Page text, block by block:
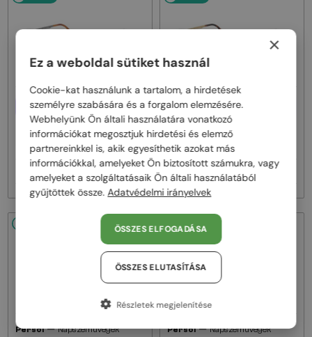
EGYFÓKUSZÚ LENCSÉVEL PLUSZ
25 000 FT
Persol—Optikai keretek
PO1030V - 513 - 57
EGYFÓKUSZÚ LENCSÉVEL PLUSZ
25 000 FT
Persol—Optikai keretek
PO1030V - 515 - 57
Persol—Napszemüvegek
48/72
Persol—Napszemüvegek
×
Ez a weboldal sütiket használ
Cookie-kat használunk a tartalom, a hirdetések
személyre szabására és a forgalom elemzésére.
Webhelyünk Ön általi használatára vonatkozó
információkat megosztjuk hirdetési és elemző
partnereinkkel is, akik egyesíthetik azokat más
információkkal, amelyeket Ön biztosított számukra, vagy
amelyeket a szolgáltatásaik Ön általi használatából
gyűjtöttek össze. Adatvédelmi irányelvek
ÖSSZES ELFOGADÁSA
ÖSSZES ELUTASÍTÁSA
Részletek megjelenítése